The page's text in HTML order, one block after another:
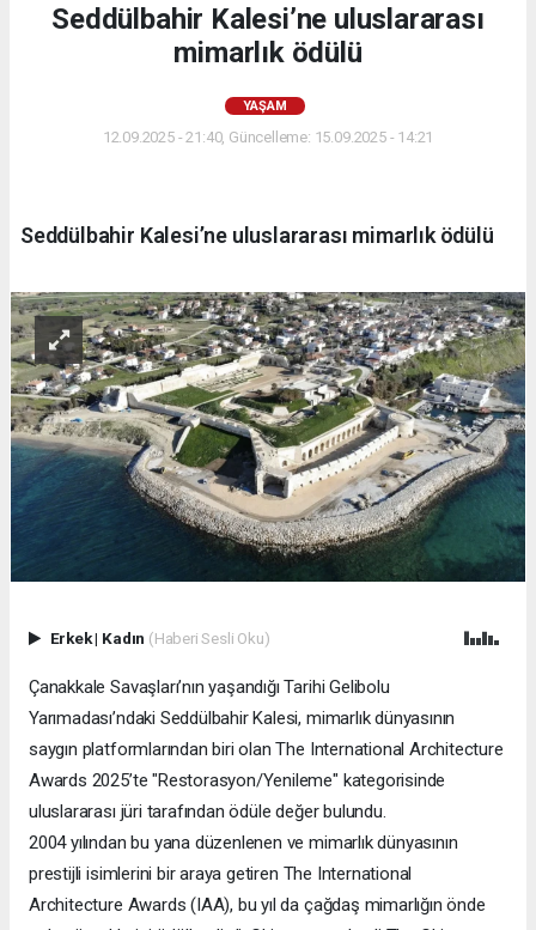
Seddülbahir Kalesi’ne uluslararası
mimarlık ödülü
YAŞAM
12.09.2025 - 21:40, Güncelleme: 15.09.2025 - 14:21
Seddülbahir Kalesi’ne uluslararası mimarlık ödülü
Erkek| Kadın (Haberi Sesli Oku)
Çanakkale Savaşları’nın yaşandığı Tarihi Gelibolu
Yarımadası’ndaki Seddülbahir Kalesi, mimarlık dünyasının
saygın platformlarından biri olan The International Architecture
Awards 2025’te "Restorasyon/Yenileme" kategorisinde
uluslararası jüri tarafından ödüle değer bulundu.
2004 yılından bu yana düzenlenen ve mimarlık dünyasının
prestijli isimlerini bir araya getiren The International
Architecture Awards (IAA), bu yıl da çağdaş mimarlığın önde